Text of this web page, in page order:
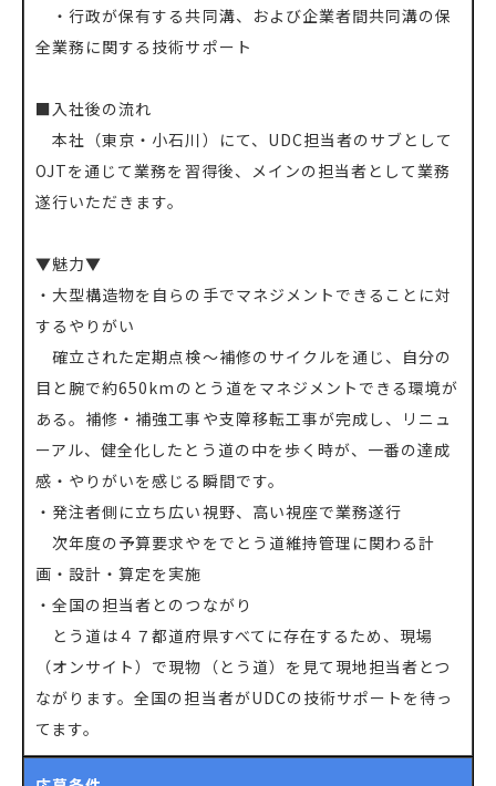
・行政が保有する共同溝、および企業者間共同溝の保
全業務に関する技術サポート
■入社後の流れ
本社（東京・小石川）にて、UDC担当者のサブとして
OJTを通じて業務を習得後、メインの担当者として業務
遂行いただきます。
▼魅力▼
・大型構造物を自らの手でマネジメントできることに対
するやりがい
確立された定期点検～補修のサイクルを通じ、自分の
目と腕で約650kmのとう道をマネジメントできる環境が
ある。補修・補強工事や支障移転工事が完成し、リニュ
ーアル、健全化したとう道の中を歩く時が、一番の達成
感・やりがいを感じる瞬間です。
・発注者側に立ち広い視野、高い視座で業務遂行
次年度の予算要求やをでとう道維持管理に関わる計
画・設計・算定を実施
・全国の担当者とのつながり
とう道は４７都道府県すべてに存在するため、現場
（オンサイト）で現物（とう道）を見て現地担当者とつ
ながります。全国の担当者がUDCの技術サポートを待っ
てます。